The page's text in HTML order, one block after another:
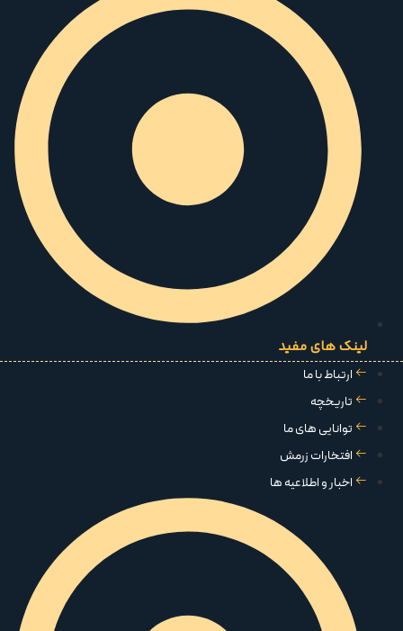
لینک های مفید
ارتباط با ما
تاریخچه
توانایی های ما
افتخارات زرمش
اخبار و اطلاعیه ها